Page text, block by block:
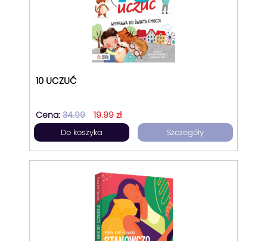
10 UCZUĆ
Cena: 34.99 19.99 zł
Do koszyka Szczegóły